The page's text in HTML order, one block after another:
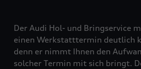
Der Audi Hol- und Bringservice
einen Werkstatttermin deutlich
denn er nimmt Ihnen den
solcher Termin mit sich bringt.